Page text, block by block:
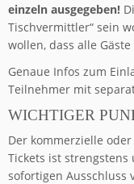
einzeln ausgegeben!
Tischvermittler“ sein
wollen, dass alle
Genaue Infos zum
Teilnehmer mit
WICHTIGER
Der kommerzielle
Tickets ist
sofortigen Ausschluss